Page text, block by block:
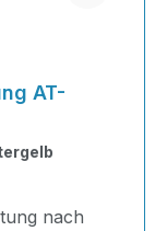
AT-
nach